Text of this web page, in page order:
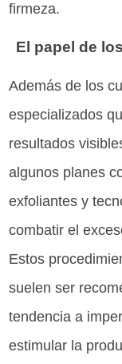
firmeza.
El papel de
Además de los
especializados
resultados
algunos planes
exfoliantes y
combatir el
Estos
suelen ser
tendencia a
estimular la